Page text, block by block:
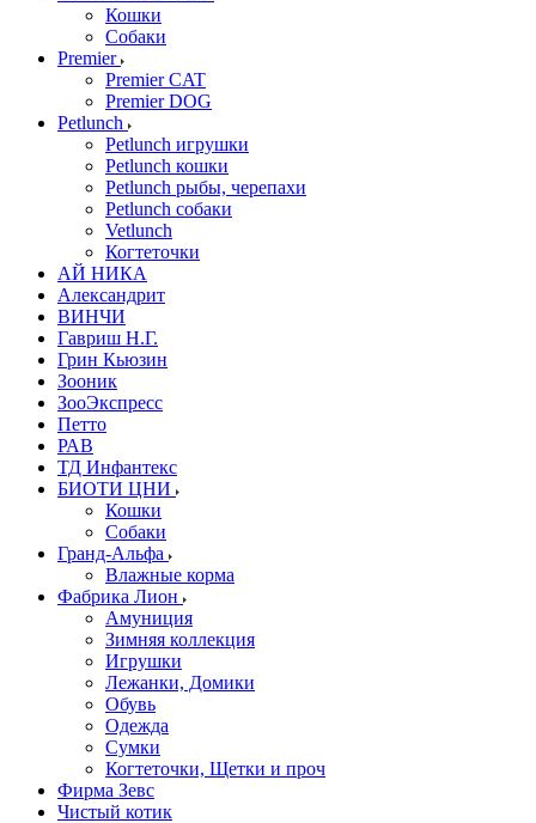
Кошки
Собаки
Premier
Premier CAT
Premier DOG
Petlunch
Petlunch игрушки
Petlunch кошки
Petlunch рыбы, черепахи
Petlunch собаки
Vetlunch
Когтеточки
АЙ НИКА
Александрит
ВИНЧИ
Гавриш Н.Г.
Грин Кьюзин
Зооник
ЗооЭкспресс
Петто
РАВ
ТД Инфантекс
БИОТИ ЦНИ
Кошки
Собаки
Гранд-Альфа
Влажные корма
Фабрика Лион
Амуниция
Зимняя коллекция
Игрушки
Лежанки, Домики
Обувь
Одежда
Сумки
Когтеточки, Щетки и проч
Фирма Зевс
Чистый котик